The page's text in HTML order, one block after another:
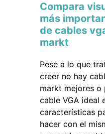
Compara
más
de cables
markt
Pese a lo que
creer no hay
markt mejores o
cable VGA ideal
características
hacer con el